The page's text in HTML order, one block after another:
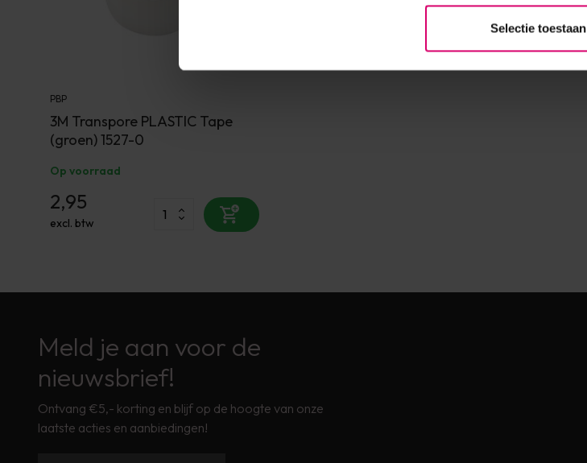
Selectie toestaan
PBP
3M Transpore PLASTIC Tape
(groen) 1527-0
Op voorraad
2,95
excl. btw
Meld je aan voor de
nieuwsbrief!
Ontvang €5,- korting en blijf op de hoogte van onze
laatste acties en aanbiedingen!